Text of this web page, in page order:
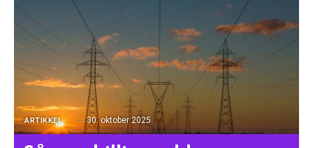
ARTIKKEL 30. oktober 2025